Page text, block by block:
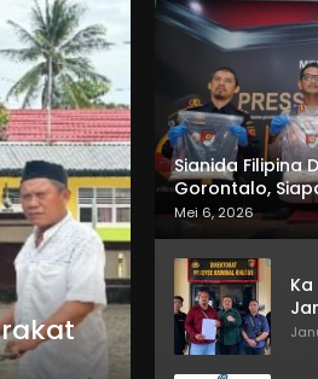
Sianida Filipina
Gorontalo,
Mei 6, 2026